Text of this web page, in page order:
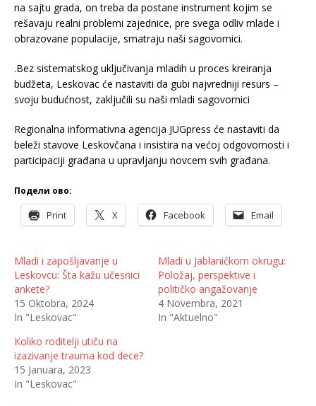
na sajtu grada, on treba da postane instrument kojim se
rešavaju realni problemi zajednice, pre svega odliv mlade i
obrazovane populacije, smatraju naši sagovornici.
.Bez sistematskog uključivanja mladih u proces kreiranja
budžeta, Leskovac će nastaviti da gubi najvredniji resurs –
svoju budućnost, zaključili su naši mladi sagovornici
Regionalna informativna agencija JUGpress će nastaviti da
beleži stavove Leskovčana i insistira na većoj odgovornosti i
participaciji građana u upravljanju novcem svih građana.
Подели ово:
Print X Facebook Email
Mladi i zapošljavanje u
Leskovcu: Šta kažu učesnici
ankete?
15 Oktobra, 2024
In "Leskovac"
Mladi u Jablaničkom okrugu:
Položaj, perspektive i
političko angažovanje
4 Novembra, 2021
In "Aktuelno"
Koliko roditelji utiču na
izazivanje trauma kod dece?
15 Januara, 2023
In "Leskovac"